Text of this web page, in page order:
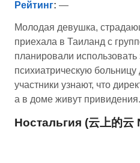
Рейтинг: —
Молодая девушка,
приехала в Таиланд с
планировали
психиатрическую
участники узнают, что
а в доме живут привидения.
Ностальгия (云上的云